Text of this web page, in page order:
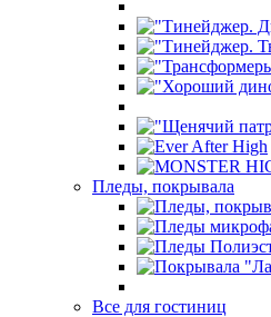
Пледы, покрывала
Все для гостиниц